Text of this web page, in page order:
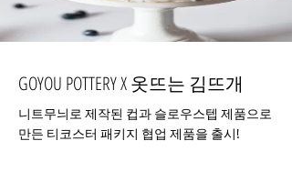
GOYOU POTTERY X 옷뜨는 김뜨개
니트무늬로 제작된 컵과 슬로우스텝 제품으로
만든 티코스터 패키지 협업 제품을 출시!